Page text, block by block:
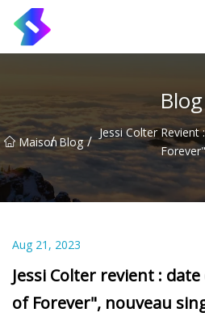
Blog
Maison
/ Blog / Jessi Colter
Aug 21, 2023
Jessi Colter revient :
of Forever", nouveau